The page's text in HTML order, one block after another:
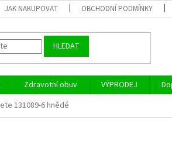
JAK NAKUPOVAT OBCHODNÍ PODMÍNKY
HLEDAT
Zdravotní obuv VÝPRODEJ
131089-6 hnědé